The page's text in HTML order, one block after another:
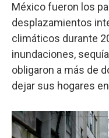
México fueron los
desplazamientos
climáticos durante
inundaciones,
obligaron a más de
dejar sus hogares